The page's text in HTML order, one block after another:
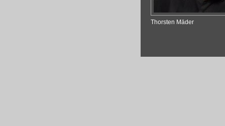
Thorsten Mäder